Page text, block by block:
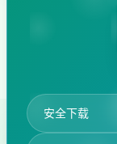
安全下载